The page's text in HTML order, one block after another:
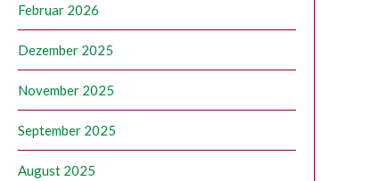
Februar 2026
Dezember 2025
November 2025
September 2025
August 2025